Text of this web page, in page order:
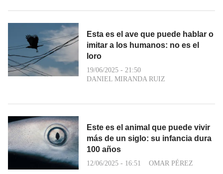
Esta es el ave que puede hablar o
imitar a los humanos: no es el
loro
19/06/2025 - 21:50
DANIEL MIRANDA RUIZ
Este es el animal que puede vivir
más de un siglo: su infancia dura
100 años
12/06/2025 - 16:51 OMAR PÉREZ